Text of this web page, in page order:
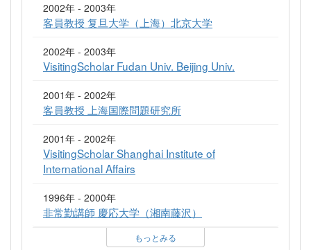
2002年 - 2003年
客員教授 复旦大学（上海）北京大学
2002年 - 2003年
VisitingScholar Fudan Univ. Beijing Univ.
2001年 - 2002年
客員教授 上海国際問題研究所
2001年 - 2002年
VisitingScholar Shanghai Institute of
International Affairs
1996年 - 2000年
非常勤講師 慶応大学（湘南藤沢）
もっとみる